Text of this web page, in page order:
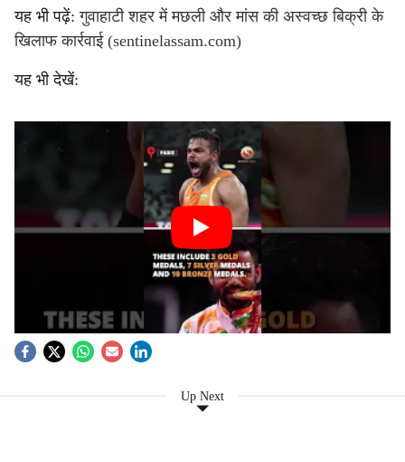
यह भी पढ़ें:गुवाहाटी शहर में मछली और मांस की अस्वच्छ बिक्री के
खिलाफ कार्रवाई (sentinelassam.com)
यह भी देखें:
Up Next